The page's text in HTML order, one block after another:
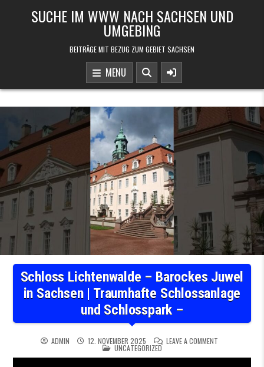
SUCHE IM WWW NACH SACHSEN UND
UMGEBING
BEITRÄGE MIT BEZUG ZUM GEBIET SACHSEN
MENU
Schloss Lichtenwalde – Barockes Juwel
in Sachsen | Traumhafte Schlossanlage
und Schlosspark –
ADMIN 12. NOVEMBER 2025 LEAVE A COMMENTON SCHLOSS
POSTED IN
UNCATEGORIZED